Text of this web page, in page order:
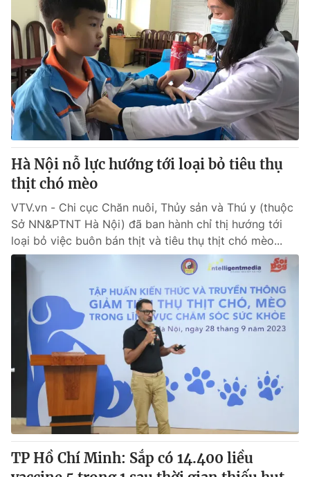
Giải sao mai
Làm đẹp
Chất lượng cuộc sống
Tuyển sinh
Học trực tuyến
Công nghệ
Hitech Công nghệ tương lai
Sản phẩm
Thị trường
Tư vấn
Giao lưu trực tuyến
Lịch phát sóng
Chuyên mục khác
Emagazine
Photo Infographic
Video Shorts video
VTV Money VTV Thể thao
VTV Sức khoẻ Bất động sản
Thị trường 24h Tấm lòng Việt
VTV4 Vươn mình bằng AI
VTV9 VTV8
Hà Nội nỗ lực hướng tới loại bỏ tiêu thụ
thịt chó mèo
VTV.vn - Chi cục Chăn nuôi, Thủy sản và Thú y (thuộc
Sở NN&PTNT Hà Nội) đã ban hành chỉ thị hướng tới
loại bỏ việc buôn bán thịt và tiêu thụ thịt chó mèo...
TP Hồ Chí Minh: Sắp có 14.400 liều